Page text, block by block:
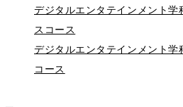
デジタルエンタテインメント学
スコース
デジタルエンタテインメント学
コース